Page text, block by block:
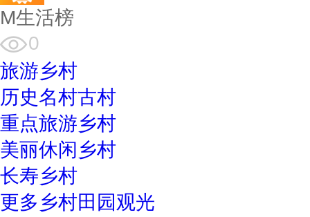
M生活榜
0
旅游乡村
历史名村古村
重点旅游乡村
美丽休闲乡村
长寿乡村
更多乡村田园观光